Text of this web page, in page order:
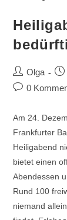
Olga
0
Am 24.
Frankfurter
Heiligabend
bietet einen
Abendessen
Rund 100
niemand